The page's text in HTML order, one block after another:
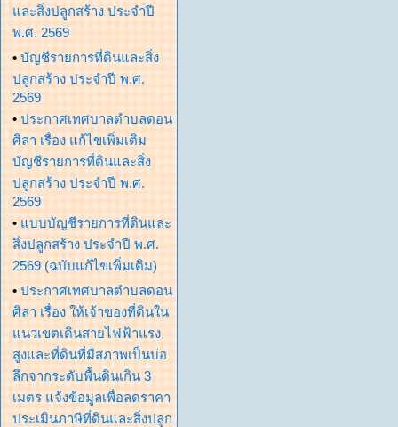
และสิ่งปลูกสร้าง ประจำปี
พ.ศ. 2569
• บัญชีรายการที่ดินและสิ่ง
ปลูกสร้าง ประจำปี พ.ศ.
2569
• ประกาศเทศบาลตำบลดอน
ศิลา เรื่อง แก้ไขเพิ่มเติม
บัญชีรายการที่ดินและสิ่ง
ปลูกสร้าง ประจำปี พ.ศ.
2569
• แบบบัญชีรายการที่ดินและ
สิ่งปลูกสร้าง ประจำปี พ.ศ.
2569 (ฉบับแก้ไขเพิ่มเติม)
• ประกาศเทศบาลตำบลดอน
ศิลา เรื่อง ให้เจ้าของที่ดินใน
แนวเขตเดินสายไฟฟ้าแรง
สูงและที่ดินที่มีสภาพเป็นบ่อ
ลึกจากระดับพื้นดินเกิน 3
เมตร แจ้งข้อมูลเพื่อลดราคา
ประเมินภาษีที่ดินและสิ่งปลูก